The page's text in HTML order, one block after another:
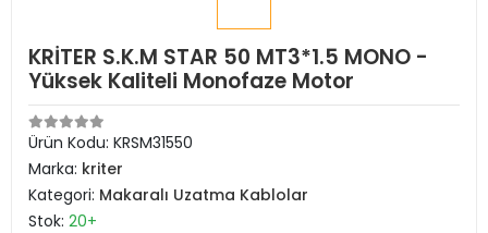
KRİTER S.K.M STAR 50 MT3*1.5 MONO -
Yüksek Kaliteli Monofaze Motor
Ürün Kodu: KRSM31550
Marka: kriter
Kategori: Makaralı Uzatma Kablolar
Stok: 20+